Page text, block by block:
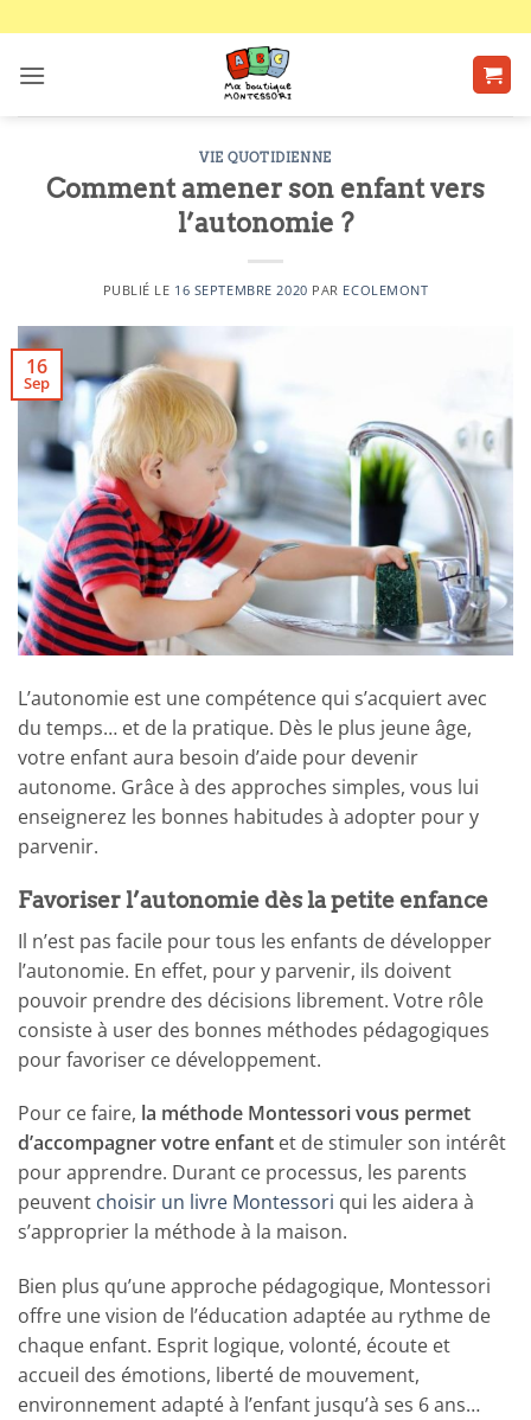
contenu
VIE QUOTIDIENNE
Comment amener son enfant vers
l’autonomie ?
PUBLIÉ LE 16 SEPTEMBRE 2020 PAR ECOLEMONT
16
Sep
L’autonomie est une compétence qui s’acquiert avec
du temps… et de la pratique. Dès le plus jeune âge,
votre enfant aura besoin d’aide pour devenir
autonome. Grâce à des approches simples, vous lui
enseignerez les bonnes habitudes à adopter pour y
parvenir.
Favoriser l’autonomie dès la petite enfance
Il n’est pas facile pour tous les enfants de développer
l’autonomie. En effet, pour y parvenir, ils doivent
pouvoir prendre des décisions librement. Votre rôle
consiste à user des bonnes méthodes pédagogiques
pour favoriser ce développement.
Pour ce faire, la méthode Montessori vous permet
d’accompagner votre enfant et de stimuler son intérêt
pour apprendre. Durant ce processus, les parents
peuvent choisir un livre Montessori qui les aidera à
s’approprier la méthode à la maison.
Bien plus qu’une approche pédagogique, Montessori
offre une vision de l’éducation adaptée au rythme de
chaque enfant. Esprit logique, volonté, écoute et
accueil des émotions, liberté de mouvement,
environnement adapté à l’enfant jusqu’à ses 6 ans…